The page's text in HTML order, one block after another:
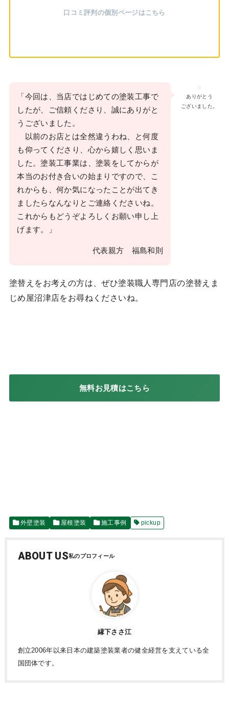
口コミ評判の個別ページはこちら
ありがとう
ございました。
「今回は、当店ではじめての塗装工事で
したが、ご信頼くださり、誠にありがと
うございました。
以前のお店とは全然違うわね、と何度
も仰ってくださり、心から嬉しく思いま
した。塗装工事業は、塗装をしてからが
本当のお付き合いの始まりですので、こ
れからも、何か気になったことが出てき
ましたらなんなりとご連絡くださいね。
これからもどうぞよろしくお願い申し上
げます。」
代表親方 福島和則
塗替えをお考えの方は、ぜひ塗装職人専門店の塗替えま
じめ屋沼津店をお尋ねくださいね。
無料お見積はこちら
外壁塗装 屋根塗装 施工事例 pickup
ABOUT US
縁下ささ江
創立2006年以来日本の建築塗装業者の健全経営を支えている全
国団体です。